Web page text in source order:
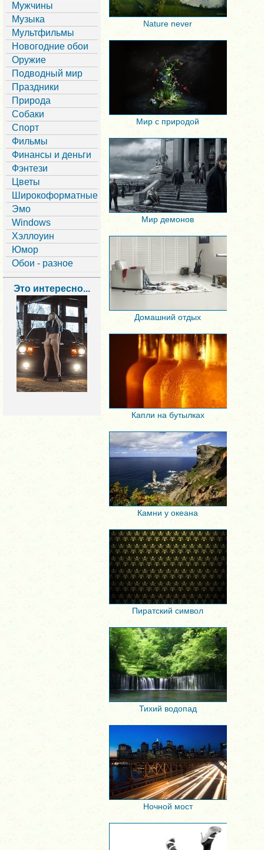
Мужчины
Музыка
Мультфильмы
Новогодние обои
Оружие
Подводный мир
Праздники
Природа
Собаки
Спорт
Фильмы
Финансы и деньги
Фэнтези
Цветы
Широкоформатные
Эмо
Windows
Хэллоуин
Юмор
Обои - разное
Это интересно...
Nature never
Мир с природой
Мир демонов
Домашний отдых
Капли на бутылках
Камни у океана
Пиратский символ
Тихий водопад
Ночной мост